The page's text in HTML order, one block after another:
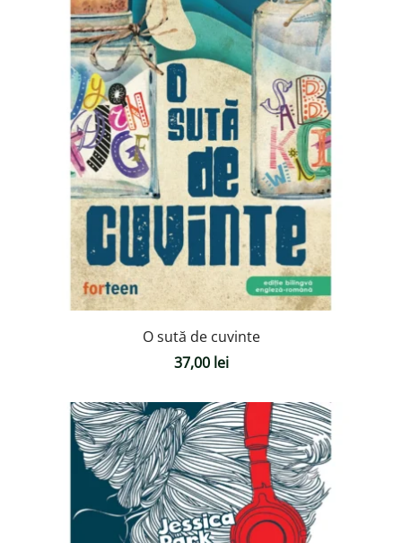
O sută de cuvinte
37,00 lei